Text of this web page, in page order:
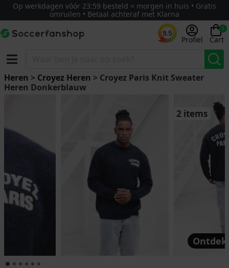
Op werkdagen vóór 23:59 besteld = morgen in huis • Gratis
omruilen • Betaal achteraf met Klarna
9.5
Profiel
0
Cart
Heren > Croyez Heren > Croyez Paris Knit Sweater
Heren Donkerblauw
2 items